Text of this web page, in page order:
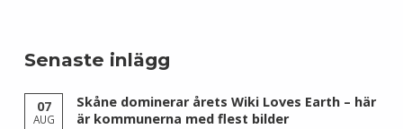
Senaste inlägg
07
AUG
Skåne dominerar årets Wiki Loves Earth – här
är kommunerna med flest bilder